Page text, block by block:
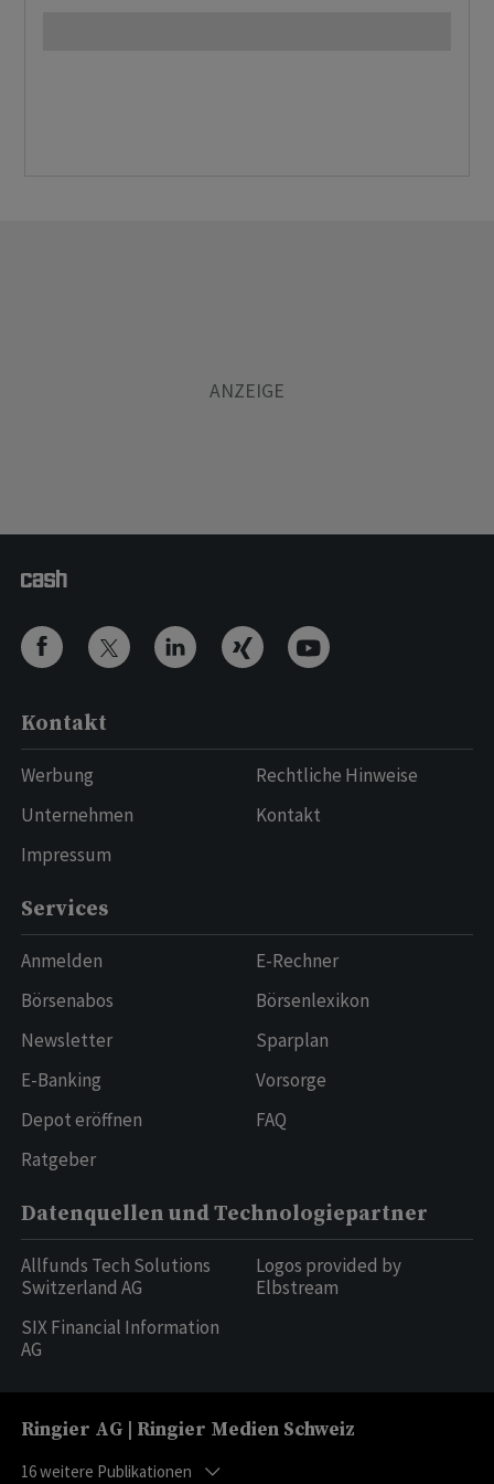
Kontakt
Werbung
Unternehmen
Impressum
Rechtliche Hinweise
Kontakt
Services
Anmelden
Börsenabos
Newsletter
E-Banking
Depot eröffnen
Ratgeber
E-Rechner
Börsenlexikon
Sparplan
Vorsorge
FAQ
Datenquellen und Technologiepartner
Allfunds Tech Solutions
Switzerland AG
SIX Financial Information
AG
Logos provided by
Elbstream
Ringier AG | Ringier Medien Schweiz
16weitere Publikationen